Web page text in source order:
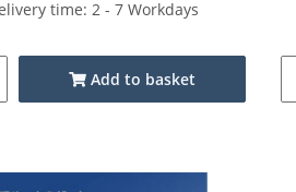
time: 2 - 7 Workdays
Add to basket